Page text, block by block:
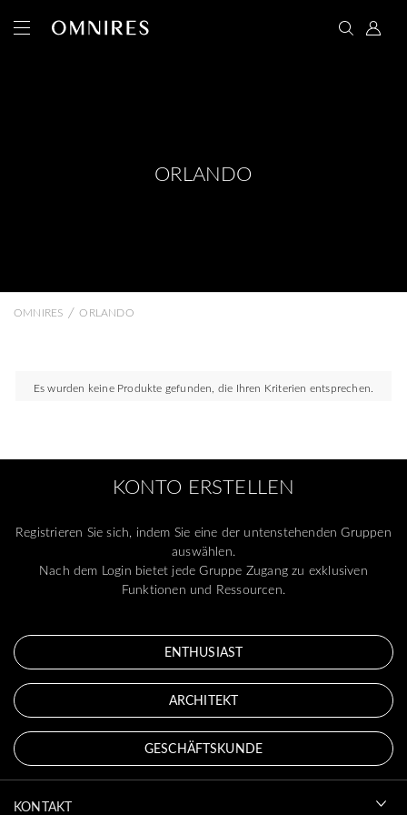
ORLANDO
OMNIRES / ORLANDO
Es wurden keine Produkte gefunden, die Ihren Kriterien entsprechen.
KONTO ERSTELLEN
Registrieren Sie sich, indem Sie eine der untenstehenden Gruppen
auswählen.
Nach dem Login bietet jede Gruppe Zugang zu exklusiven
Funktionen und Ressourcen.
ENTHUSIAST
ARCHITEKT
GESCHÄFTSKUNDE
KONTAKT